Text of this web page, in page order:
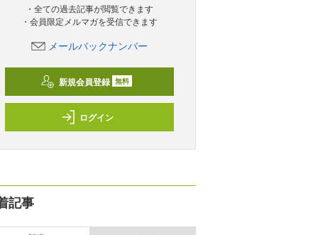
・全ての過去記事が閲覧できます
・会員限定メルマガを受信できます
メールバックナンバー
新規会員登録 無料
ログイン
記事